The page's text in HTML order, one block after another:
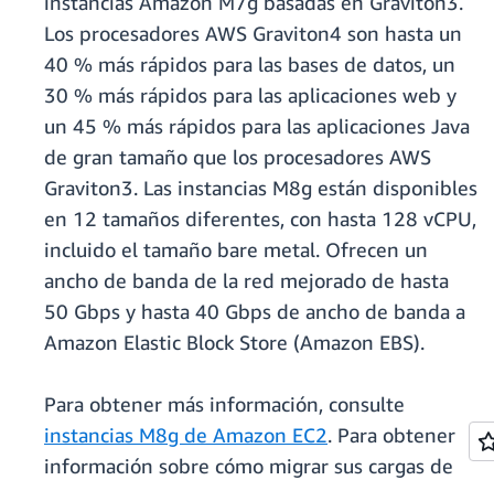
Los procesadores AWS Graviton4 son hasta un
40 % más rápidos para las bases de datos, un
30 % más rápidos para las aplicaciones web y
un 45 % más rápidos para las aplicaciones Java
de gran tamaño que los procesadores AWS
Graviton3. Las instancias M8g están disponibles
en 12 tamaños diferentes, con hasta 128 vCPU,
incluido el tamaño bare metal. Ofrecen un
ancho de banda de la red mejorado de hasta
50 Gbps y hasta 40 Gbps de ancho de banda a
Amazon Elastic Block Store (Amazon EBS).
Para obtener más información, consulte
instancias M8g de Amazon EC2. Para obtener
información sobre cómo migrar sus cargas de